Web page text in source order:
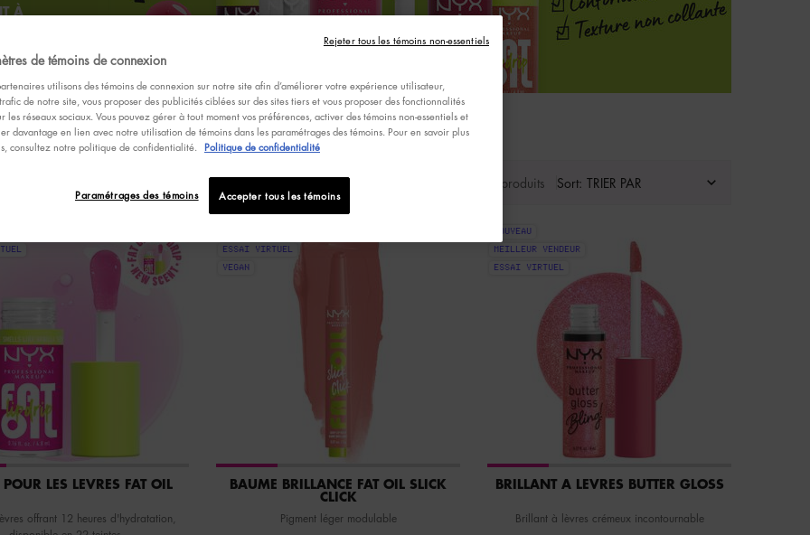
À
Afficher 18 produits Sort:
LES LÈVRES FAT OIL
offrant 12 heures d'hydratation,
ESSAI VIRTUEL
VEGAN
BAUME BRILLANCE FAT OIL SLICK
CLICK
Pigment léger modulable
NOUVEAU
MEILLEUR VENDEUR
ESSAI VIRTUEL
BRILLANT À LÈVRES BUTTER GLOSS
Brillant à lèvres crémeux incontournable
de témoins de connexion
utilisons des témoins de connexion sur notre site afin d’améliorer votre expérience utilisateur,
de notre site, vous proposer des publicités ciblées sur des sites tiers et vous proposer des fonctionnalités
les réseaux sociaux. Vous pouvez gérer à tout moment vos préférences, activer des témoins non-essentiels et
davantage en lien avec notre utilisation de témoins dans les paramétrages des témoins. Pour en savoir plus
consultez notre politique de confidentialité. Politique de confidentialité
Accepter tous les témoins
Paramétrages des témoins
Rejeter tous les témoins non-essentiels